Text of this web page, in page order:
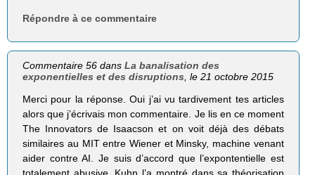
Répondre à ce commentaire
Commentaire 56 dansLa banalisation des
exponentielles et des disruptions , le 21 octobre 2015
Merci pour la réponse. Oui j’ai vu tardivement tes articles
alors que j’écrivais mon commentaire. Je lis en ce moment
The Innovators de Isaacson et on voit déjà des débats
similaires au MIT entre Wiener et Minsky, machine venant
aider contre AI. Je suis d’accord que l’expontentielle est
totalement abusive. Kuhn l’a montré dans sa théorisation